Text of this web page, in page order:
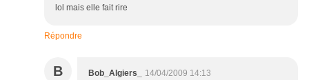
lol mais elle fait rire
Répondre
B Bob_Algiers_
14/04/2009 14:13